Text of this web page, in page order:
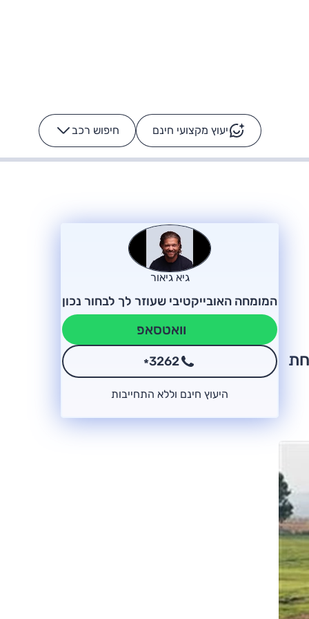
יעוץ מקצועי חינם חיפוש רכב - על מה נוסע
הרכב לא מתקלקל. המסך
כן
גיא גיאור
המומחה האובייקטיבי שעוזר לך לבחור נכון
וואטסאפ
*3262
היעוץ חינם וללא התחייבות